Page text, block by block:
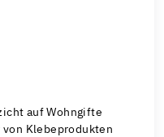
auf Wohngifte
Klebeprodukten